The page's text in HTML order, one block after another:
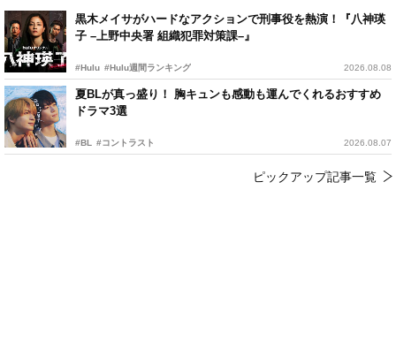
黒木メイサがハードなアクションで刑事役を熱演！『八神瑛
子 –上野中央署 組織犯罪対策課–』
#Hulu #Hulu週間ランキング 2026.08.08
夏BLが真っ盛り！ 胸キュンも感動も運んでくれるおすすめ
ドラマ3選
#BL #コントラスト 2026.08.07
ピックアップ記事一覧